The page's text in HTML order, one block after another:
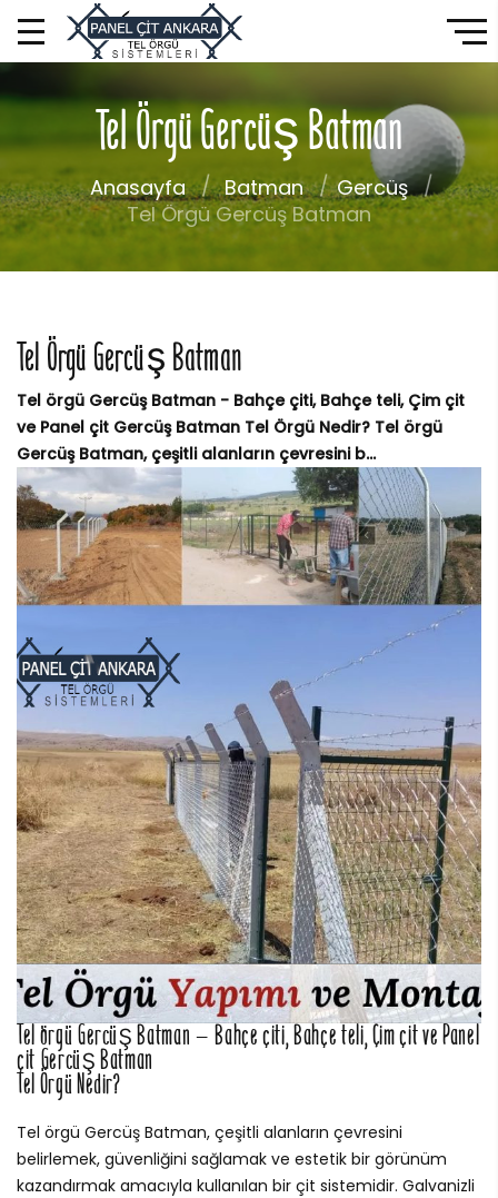
Tel Örgü Gercüş Batman
Anasayfa Batman
Gercüş
Tel Örgü Gercüş Batman
Tel Örgü Gercüş Batman
Tel örgü Gercüş Batman - Bahçe çiti, Bahçe teli, Çim çit
ve Panel çit Gercüş Batman Tel Örgü Nedir? Tel örgü
Gercüş Batman, çeşitli alanların çevresini b...
Tel örgü Gercüş Batman – Bahçe çiti, Bahçe teli, Çim çit ve Panel
çit Gercüş Batman
Tel Örgü Nedir?
Tel örgü Gercüş Batman, çeşitli alanların çevresini
belirlemek, güvenliğini sağlamak ve estetik bir görünüm
kazandırmak amacıyla kullanılan bir çit sistemidir. Galvanizli